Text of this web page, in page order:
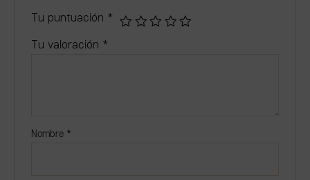
Tu puntuación *
Tu valoración *
Nombre *